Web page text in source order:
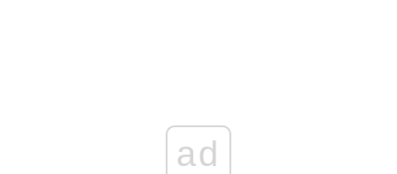
ad